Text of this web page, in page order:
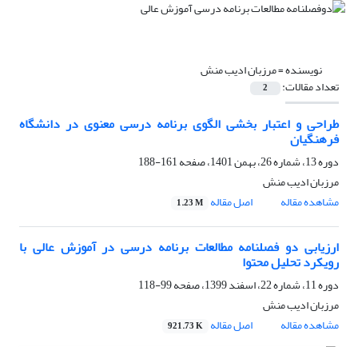
نویسنده =مرزبان ادیب منش
تعداد مقالات: 2
طراحی و اعتبار بخشی الگوی برنامه درسی معنوی در دانشگاه
فرهنگیان
دوره 13، شماره 26، بهمن 1401، صفحه
161-188
مرزبان ادیب منش
مشاهده مقاله
اصل مقاله 1.23 M
ارزیابی دو فصلنامه مطالعات برنامه درسی در آموزش عالی با
رویکرد تحلیل محتوا
دوره 11، شماره 22، اسفند 1399، صفحه
99-118
مرزبان ادیب منش
مشاهده مقاله
اصل مقاله 921.73 K